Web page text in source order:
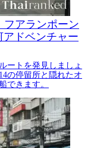
アランポーン
ドベンチャー
ートを発見しましょ
の停留所と隠れたオ
できます。